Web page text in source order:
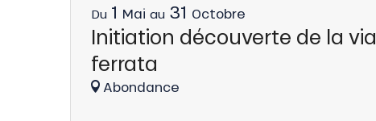
Du 1 Mai au 31 Octobre
Initiation découverte de la via
ferrata
Abondance